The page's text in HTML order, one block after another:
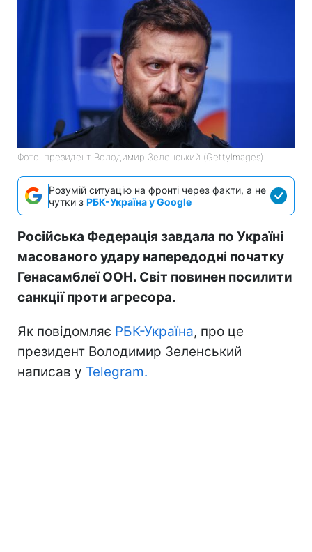
Фото: президент Володимир Зеленський (GettyImages)
Розумій ситуацію на фронті через факти, а не
чутки з РБК-Україна у Google
Російська Федерація завдала по Україні
масованого удару напередодні початку
Генасамблеї ООН. Світ повинен посилити
санкції проти агресора.
Як повідомляє РБК-Україна, про це
президент Володимир Зеленський
написав у Telegram.